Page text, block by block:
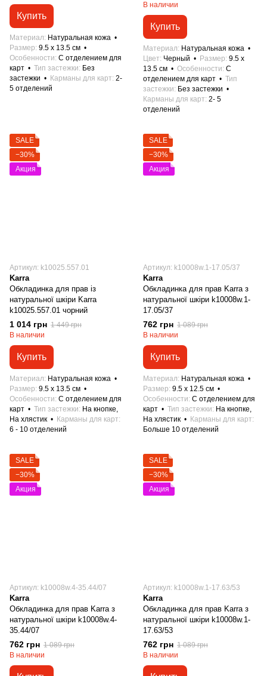
Купить
Материал
Натуральная кожа
Размер 9.5 x 13.5 см
Особенности С отделением для
карт
Тип застежки
Без
застежки
Карманы для карт 2-
5 отделений
В наличии
Купить
Материал
Натуральная кожа
Цвет Черный Размер 9.5 x
13.5 см
Особенности С
отделением для карт
Тип
застежки
Без застежки
Карманы для карт 2- 5
отделений
SALE
−30%
Акция
Артикул: k10025.557.01
Karra
Обкладинка для прав із
натуральної шкіри Karra
k10025.557.01 чорний
1 014 грн 1 449 грн
В наличии
Купить
Материал
Натуральная кожа
Размер 9.5 x 13.5 см
Особенности С отделением для
карт
Тип застежки
На кнопке,
На хлястик
Карманы для карт
6 - 10 отделений
SALE
−30%
Акция
Артикул: k10008w.1-17.05/37
Karra
Обкладинка для прав Karra з
натуральної шкіри k10008w.1-
17.05/37
762 грн 1 089 грн
В наличии
Купить
Материал
Натуральная кожа
Размер 9.5 x 12.5 см
Особенности С отделением для
карт
Тип застежки
На кнопке,
На хлястик
Карманы для карт
Больше 10 отделений
SALE
−30%
Акция
Артикул: k10008w.4-35.44/07
Karra
Обкладинка для прав Karra з
натуральної шкіри k10008w.4-
35.44/07
762 грн 1 089 грн
В наличии
SALE
−30%
Акция
Артикул: k10008w.1-17.63/53
Karra
Обкладинка для прав Karra з
натуральної шкіри k10008w.1-
17.63/53
762 грн 1 089 грн
В наличии